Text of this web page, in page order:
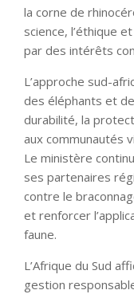
la corne de
science, l’éthique
par des intérêts
L’approche sud-
des éléphants et
durabilité, la
aux communautés
Le ministère
ses partenaires
contre le
et renforcer
faune.
L’Afrique du Sud
gestion